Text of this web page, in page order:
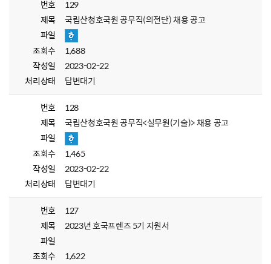
번호
129
제목
국립산청호국원 공무직(의전단) 채용 공고
파일
조회수
1,688
작성일
2023-02-22
처리상태
답변대기
번호
128
제목
국립산청호국원 공무직<실무원(기술)> 채용 공고
파일
조회수
1,465
작성일
2023-02-22
처리상태
답변대기
번호
127
제목
2023년 호국프렌즈 5기 지원서
파일
조회수
1,622